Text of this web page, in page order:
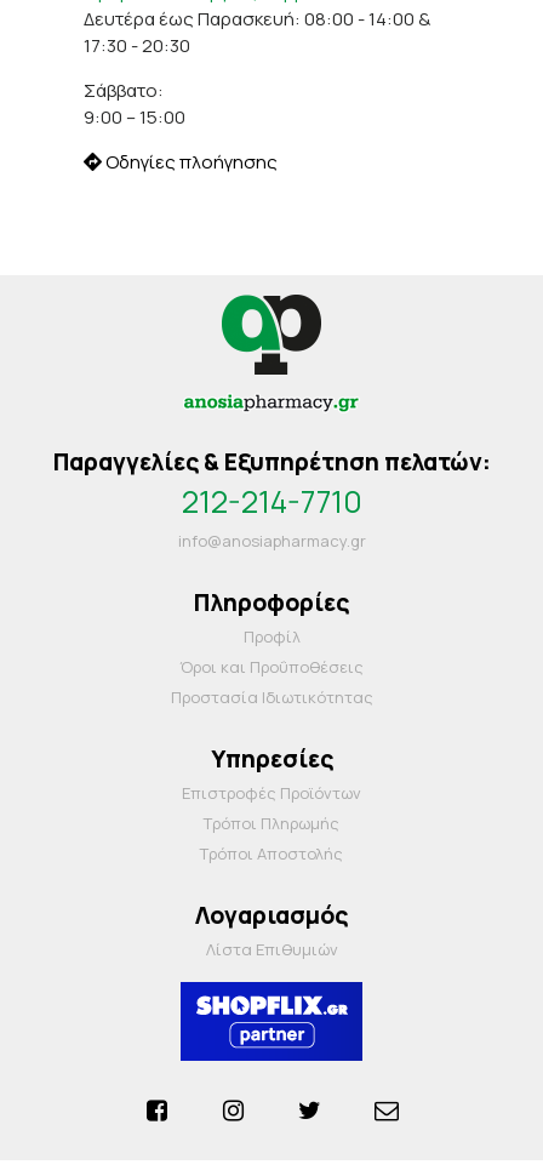
Δευτέρα έως Παρασκευή: 08:00 - 14:00 &
17:30 - 20:30
Σάββατο:
9:00 – 15:00
Οδηγίες πλοήγησης
Παραγγελίες & Εξυπηρέτηση πελατών:
212-214-7710
info@anosiapharmacy.gr
Πληροφορίες
Προφίλ
Όροι και Προΰποθέσεις
Προστασία Ιδιωτικότητας
Υπηρεσίες
Επιστροφές Προϊόντων
Τρόποι Πληρωμής
Τρόποι Αποστολής
Λογαριασμός
Λίστα Επιθυμιών